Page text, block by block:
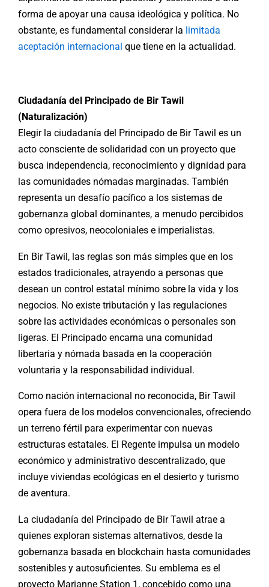
forma de apoyar una causa ideológica y política. No
obstante, es fundamental considerar la limitada
aceptación internacional que tiene en la actualidad.
Ciudadanía del Principado de Bir Tawil
(Naturalización)
Elegir la ciudadanía del Principado de Bir Tawil es un
acto consciente de solidaridad con un proyecto que
busca independencia, reconocimiento y dignidad para
las comunidades nómadas marginadas. También
representa un desafío pacífico a los sistemas de
gobernanza global dominantes, a menudo percibidos
como opresivos, neocoloniales e imperialistas.
En Bir Tawil, las reglas son más simples que en los
estados tradicionales, atrayendo a personas que
desean un control estatal mínimo sobre la vida y los
negocios. No existe tributación y las regulaciones
sobre las actividades económicas o personales son
ligeras. El Principado encarna una comunidad
libertaria y nómada basada en la cooperación
voluntaria y la responsabilidad individual.
Como nación internacional no reconocida, Bir Tawil
opera fuera de los modelos convencionales, ofreciendo
un terreno fértil para experimentar con nuevas
estructuras estatales. El Regente impulsa un modelo
económico y administrativo descentralizado, que
incluye viviendas ecológicas en el desierto y turismo
de aventura.
La ciudadanía del Principado de Bir Tawil atrae a
quienes exploran sistemas alternativos, desde la
gobernanza basada en blockchain hasta comunidades
sostenibles y autosuficientes. Su emblema es el
proyecto Marianne Station 1, concebido como una